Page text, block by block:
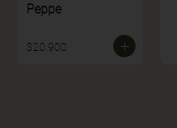
Peppe
$20.900